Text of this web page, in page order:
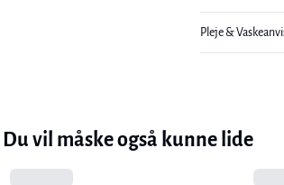
Pleje &
Du vil måske også kunne lide